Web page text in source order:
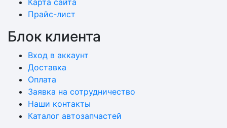
Прайс-лист
Блок клиента
Вход в аккаунт
Доставка
Оплата
Заявка на сотрудничество
Наши контакты
Каталог автозапчастей